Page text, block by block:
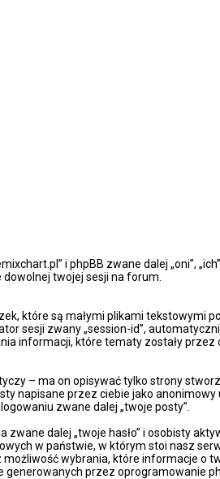
i phpBB zwane dalej „oni”,
dowolnej twojej sesji na forum.
które są małymi plikami tekstowymi
sesji zwany „session-id”,
informacji, które tematy zostały przez
– ma on opisywać tylko strony
napisane przez ciebie jako
zwane dalej „twoje posty”.
dalej „twoje hasło” i osobisty
w państwie, w którym stoi nasz
wybrania, które informacje o
przez oprogramowanie